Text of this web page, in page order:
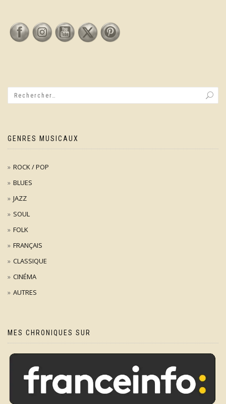
GENRES MUSICAUX
ROCK / POP
BLUES
JAZZ
SOUL
FOLK
FRANÇAIS
CLASSIQUE
CINÉMA
AUTRES
MES CHRONIQUES SUR